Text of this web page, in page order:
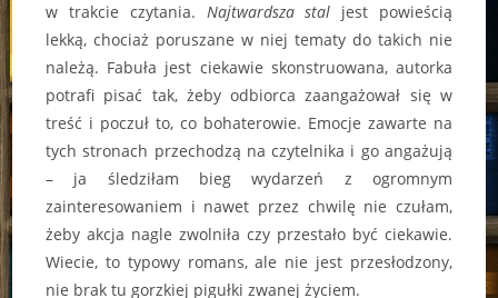
w trakcie czytania. Najtwardsza stal jest powieścią
lekką, chociaż poruszane w niej tematy do takich nie
należą. Fabuła jest ciekawie skonstruowana, autorka
potrafi pisać tak, żeby odbiorca zaangażował się w
treść i poczuł to, co bohaterowie. Emocje zawarte na
tych stronach przechodzą na czytelnika i go angażują
– ja śledziłam bieg wydarzeń z ogromnym
zainteresowaniem i nawet przez chwilę nie czułam,
żeby akcja nagle zwolniła czy przestało być ciekawie.
Wiecie, to typowy romans, ale nie jest przesłodzony,
nie brak tu gorzkiej pigułki zwanej życiem.